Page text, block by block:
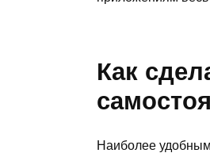
Как
Наиболее